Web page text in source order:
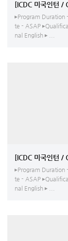
[ICDC 미국인턴
▸Program Duration
te - ASAP
nal English ▸ ...
▸Program Duration
te - ASAP
nal English ▸ ...